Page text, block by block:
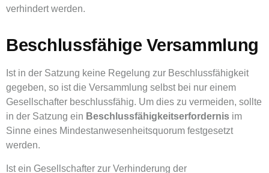
verhindert werden.
Beschlussfähige Versammlung
Ist in der Satzung keine Regelung zur Beschlussfähigkeit
gegeben, so ist die Versammlung selbst bei nur einem
Gesellschafter beschlussfähig. Um dies zu vermeiden, sollte
in der Satzung ein Beschlussfähigkeitserfordernis im
Sinne eines Mindestanwesenheitsquorum festgesetzt
werden.
Ist ein Gesellschafter zur Verhinderung der